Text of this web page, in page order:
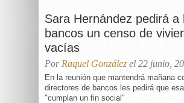
Sara Hernández pedirá a
bancos un censo de
vacías
Por Raquel González el 22 junio,
En la reunión que mantendrá mañana
directores de bancos les pedirá que
"cumplan un fin social"